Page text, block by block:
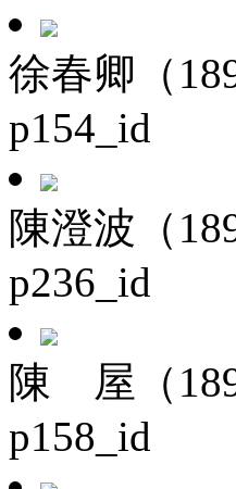
徐春卿（
p154_id
陳澄波（
p236_id
陳 屋（
p158_id